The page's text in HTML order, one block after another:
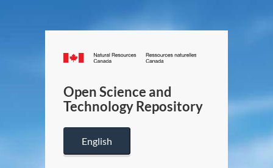
Canada.ca
/
Canada
Open Science and
Technology Repository
English